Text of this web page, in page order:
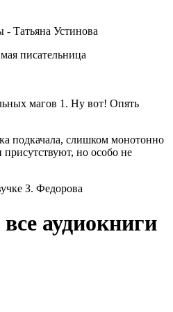
- Татьяна Устинова
писательница
магов 1. Ну вот! Опять
подкачала, слишком монотонно
но особо не
З. Федорова
аудиокниги